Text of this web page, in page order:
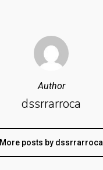
Author
dssrrarroca
More posts by dssrrarroca